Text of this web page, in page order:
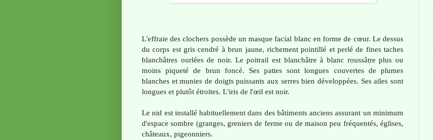
L'effraie des clochers possède un masque facial blanc en forme de cœur. Le dessus
du corps est gris cendré à brun jaune, richement pointillé et perlé de fines taches
blanchâtres ourlées de noir. Le poitrail est blanchâtre à blanc roussâtre plus ou
moins piqueté de brun foncé. Ses pattes sont longues couvertes de plumes
blanches et munies de doigts puissants aux serres bien développées. Ses ailes sont
longues et plutôt étroites. L'iris de l'œil est noir.
Le nid est installé habituellement dans des bâtiments anciens assurant un minimum
d'espace sombre (granges, greniers de ferme ou de maison peu fréquentés, églises,
châteaux, pigeonniers.